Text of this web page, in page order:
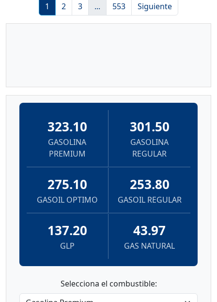
1 2 3 ... 553 Siguiente
323.10
GASOLINA
PREMIUM
301.50
GASOLINA
REGULAR
275.10
GASOIL OPTIMO
253.80
GASOIL REGULAR
137.20
GLP
43.97
GAS NATURAL
Selecciona el combustible: